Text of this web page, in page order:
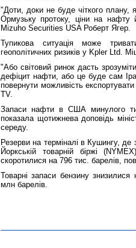
"Доти, доки не буде чіткого плану,
Ормузьку протоку, ціни на нафту
Mizuho Securities USA Роберт Ягер.
Тупикова ситуація може
геополітичних ризиків у Kpler Ltd.
"Або світовий ринок дасть
дефіцит нафти, або це буде сам
повернути можливість
TV.
Запаси нафти в США минулого
показала щотижнева доповідь
середу.
Резерви на терміналі в Кушингу,
Йоркській товарній біржі
скоротилися на 796 тис. барелів,
Товарні запаси бензину
млн барелів.